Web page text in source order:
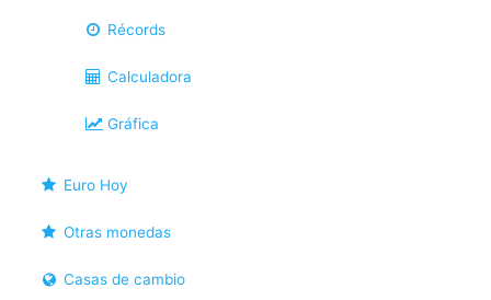
Récords
Calculadora
Gráfica
Euro Hoy
Otras monedas
Casas de cambio